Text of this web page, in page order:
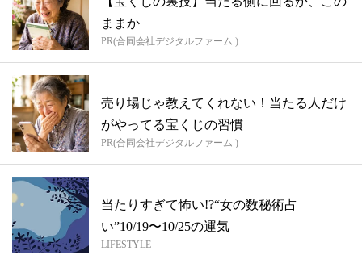
ままか
PR(合同会社デジタルファーム )
売り場じゃ教えてくれない！当たる人だけ
がやってる宝くじの習慣
PR(合同会社デジタルファーム )
当たりすぎて怖い!?“女の数秘術占
い”10/19〜10/25の運気
LIFESTYLE